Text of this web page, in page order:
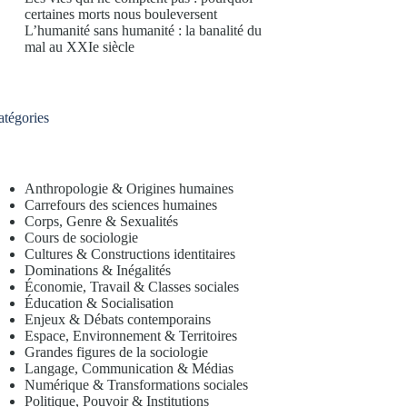
certaines morts nous bouleversent
L’humanité sans humanité : la banalité du
mal au XXIe siècle
Anthropologie & Origines humaines
Carrefours des sciences humaines
Corps, Genre & Sexualités
Cours de sociologie
Cultures & Constructions identitaires
Dominations & Inégalités
Économie, Travail & Classes sociales
Éducation & Socialisation
Enjeux & Débats contemporains
Espace, Environnement & Territoires
Grandes figures de la sociologie
Langage, Communication & Médias
Numérique & Transformations sociales
Politique, Pouvoir & Institutions